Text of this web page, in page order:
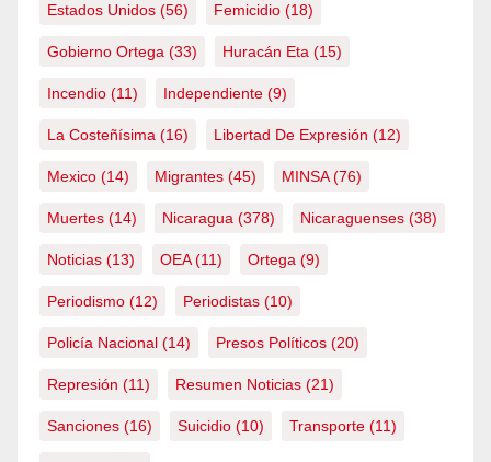
Estados Unidos (56) Femicidio (18)
Gobierno Ortega (33) Huracán Eta (15)
Incendio (11) Independiente (9)
La Costeñísima (16) Libertad De Expresión (12)
Mexico (14) Migrantes (45) MINSA(76)
Muertes (14) Nicaragua (378) Nicaraguenses (38)
Noticias (13) OEA(11) Ortega (9)
Periodismo (12) Periodistas (10)
Policía Nacional (14) Presos Políticos (20)
Represión (11) Resumen Noticias (21)
Sanciones (16) Suicidio (10) Transporte (11)